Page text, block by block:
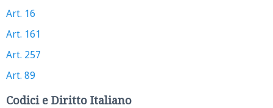
Art. 16
Art. 161
Art. 257
Art. 89
Codici e Diritto Italiano